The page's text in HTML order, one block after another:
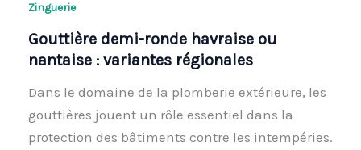
Zinguerie
Gouttière demi-ronde havraise ou
nantaise : variantes régionales
Dans le domaine de la plomberie extérieure, les
gouttières jouent un rôle essentiel dans la
protection des bâtiments contre les intempéries.